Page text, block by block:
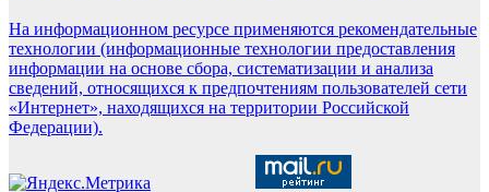
На информационном ресурсе применяются рекомендательные
технологии (информационные технологии предоставления
информации на основе сбора, систематизации и анализа
сведений, относящихся к предпочтениям пользователей сети
«Интернет», находящихся на территории Российской
Федерации).